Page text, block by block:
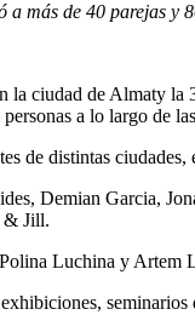
más de 40 parejas y
la ciudad de Almaty
a lo largo de
de distintas
Demian Garcia,
& Jill.
Luchina y